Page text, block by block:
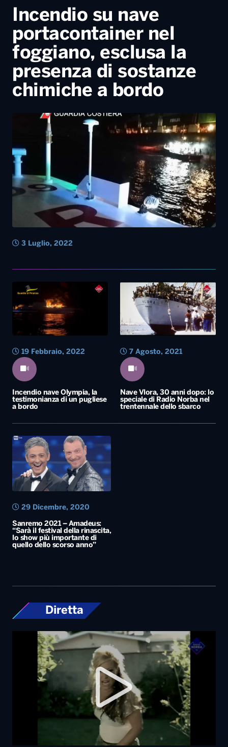
Incendio su nave
portacontainer nel
foggiano, esclusa la
presenza di sostanze
chimiche a bordo
3 Luglio, 2022
Incendio nave Olympia, la
testimonianza di un pugliese
a bordo
19 Febbraio, 2022
Nave Vlora, 30 anni dopo: lo
speciale di Radio Norba nel
trentennale dello sbarco
7 Agosto, 2021
Sanremo 2021 – Amadeus:
“Sarà il festival della rinascita,
lo show più importante di
quello dello scorso anno”
29 Dicembre, 2020
Diretta